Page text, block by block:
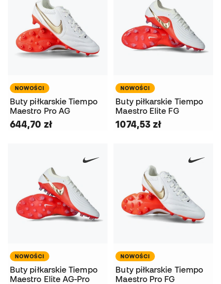
NOWOŚCI
Buty piłkarskie Tiempo
Maestro Pro AG
644,70 zł
NOWOŚCI
Buty piłkarskie Tiempo
Maestro Elite FG
1074,53 zł
NOWOŚCI
Buty piłkarskie Tiempo
Maestro Elite AG-Pro
NOWOŚCI
Buty piłkarskie Tiempo
Maestro Pro FG